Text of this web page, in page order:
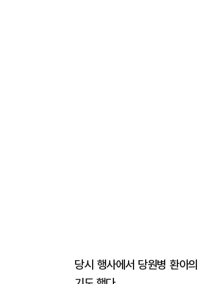
당시 행사에서 당원병 환아